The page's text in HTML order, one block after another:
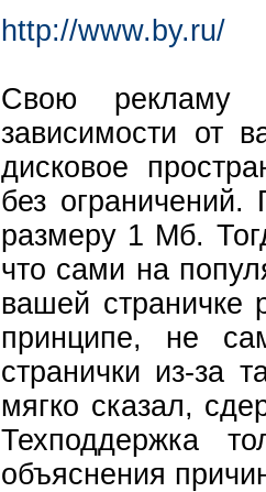
http://www.by.ru/
Свою рекламу
зависимости от
дисковое
без
размеру 1 Мб.
что сами на
вашей страничке
принципе, не
странички из-за
мягко сказал,
Техподдержка
объяснения